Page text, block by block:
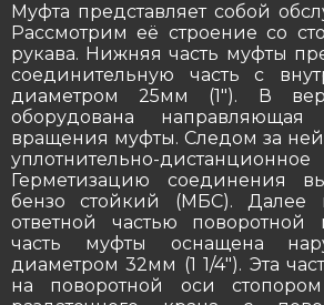
Муфта представляет собой
Рассмотрим её строение со
рукава. Нижняя часть муфты
соединительную часть с
диаметром 25мм (1″). В
оборудована
вращения муфты. Следом за ней
уплотнительно-
Герметизацию соединения
бензо стойкий (МБС). Далее
ответной частью поворотной
часть муфты оснащена
диаметром 32мм (1 1/4″). Эта
на поворотной оси